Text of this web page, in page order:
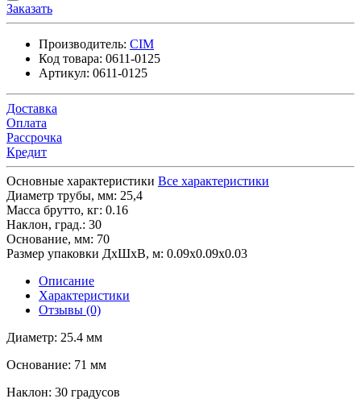
Заказать
Производитель: CIM
Код товара: 0611-0125
Артикул: 0611-0125
Доставка
Оплата
Рассрочка
Кредит
Основные характеристики Все характеристики
Диаметр трубы, мм: 25,4
Масса брутто, кг: 0.16
Наклон, град.: 30
Основание, мм: 70
Размер упаковки ДхШхВ, м: 0.09x0.09x0.03
Описание
Характеристики
Отзывы (0)
Диаметр: 25.4 мм
Основание: 71 мм
Наклон: 30 градусов